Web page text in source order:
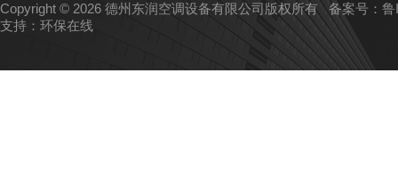
Copyright © 2026 德州东润空调设备有限公司版权所有备案号：
支持： 环保在线